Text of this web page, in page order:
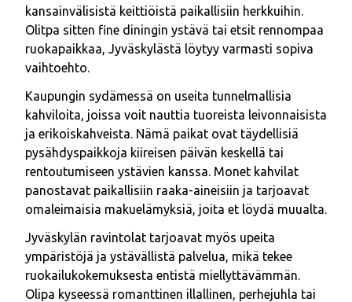
kansainvälisistä keittiöistä paikallisiin herkkuihin.
Olitpa sitten fine diningin ystävä tai etsit rennompaa
ruokapaikkaa, Jyväskylästä löytyy varmasti sopiva
vaihtoehto.
Kaupungin sydämessä on useita tunnelmallisia
kahviloita, joissa voit nauttia tuoreista leivonnaisista
ja erikoiskahveista. Nämä paikat ovat täydellisiä
pysähdyspaikkoja kiireisen päivän keskellä tai
rentoutumiseen ystävien kanssa. Monet kahvilat
panostavat paikallisiin raaka-aineisiin ja tarjoavat
omaleimaisia makuelämyksiä, joita et löydä muualta.
Jyväskylän ravintolat tarjoavat myös upeita
ympäristöjä ja ystävällistä palvelua, mikä tekee
ruokailukokemuksesta entistä miellyttävämmän.
Olipa kyseessä romanttinen illallinen, perhejuhla tai